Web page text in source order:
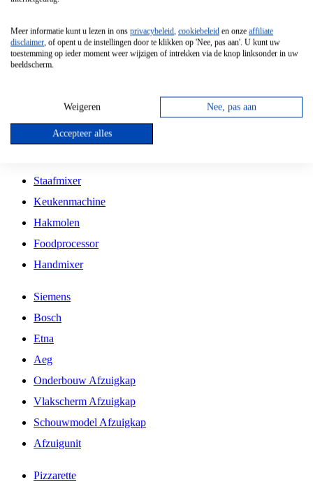
Vrijstaande Magnetron
Vrijstaande Kookplaat
Inbouw Gaskookplaat
Inbouw Keramische Kookplaat
Kookplaat Accessoires
Staafmixer
Keukenmachine
Hakmolen
Foodprocessor
Handmixer
Siemens
Bosch
Etna
Aeg
Onderbouw Afzuigkap
Vlakscherm Afzuigkap
Schouwmodel Afzuigkap
Afzuigunit
Pizzarette
Meer informatie kunt u lezen in ons privacybeleid, cookiebeleid en onze affiliate
disclaimer, of opent u de instellingen door te klikken op 'Nee, pas aan'. U kunt uw
toestemming op ieder moment weer wijzigen of intrekken via de knop linksonder in uw
beeldscherm.
Weigeren Nee, pas aan
Accepteer alles